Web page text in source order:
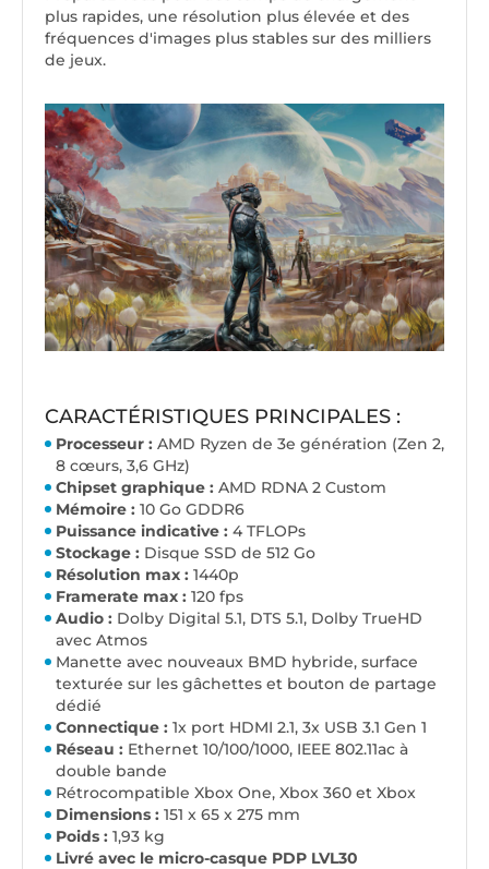
plus rapides, une résolution plus élevée et des
fréquences d'images plus stables sur des milliers
de jeux.
CARACTÉRISTIQUES PRINCIPALES :
Processeur : AMD Ryzen de 3e génération (Zen 2,
8 cœurs, 3,6 GHz)
Chipset graphique : AMD RDNA 2 Custom
Mémoire : 10 Go GDDR6
Puissance indicative : 4 TFLOPs
Stockage : Disque SSD de 512 Go
Résolution max : 1440p
Framerate max : 120 fps
Audio : Dolby Digital 5.1, DTS 5.1, Dolby TrueHD
avec Atmos
Manette avec nouveaux BMD hybride, surface
texturée sur les gâchettes et bouton de partage
dédié
Connectique : 1x port HDMI 2.1, 3x USB 3.1 Gen 1
Réseau : Ethernet 10/100/1000, IEEE 802.11ac à
double bande
Rétrocompatible Xbox One, Xbox 360 et Xbox
Dimensions : 151 x 65 x 275 mm
Poids : 1,93 kg
Livré avec le micro-casque PDP LVL30